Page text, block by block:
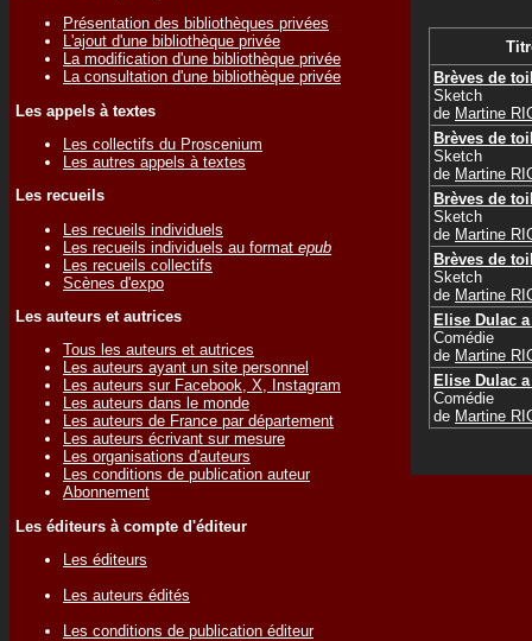
Présentation des bibliothèques privées
L'ajout d'une bibliothèque privée
La modification d'une bibliothèque privée
La consultation d'une bibliothèque privée
Les appels à textes
Les collectifs du Proscenium
Les autres appels à textes
Les recueils
Les recueils individuels
Les recueils individuels au format epub
Les recueils collectifs
Scènes d'expo
Les auteurs et autrices
Tous les auteurs et autrices
Les auteurs ayant un site personnel
Les auteurs sur Facebook, X, Instagram
Les auteurs dans le monde
Les auteurs de France par département
Les auteurs écrivant sur mesure
Les organisations d'auteurs
Les conditions de publication auteur
Abonnement
Les éditeurs à compte d'éditeur
Les éditeurs
Les auteurs édités
Les conditions de publication éditeur
Brèves de
Sketch
de Martine
Brèves de
Sketch
de Martine
Brèves de
Sketch
de Martine
Brèves de
Sketch
de Martine
Elise Dulac
Comédie
de Martine
Elise Dulac
Comédie
de Martine